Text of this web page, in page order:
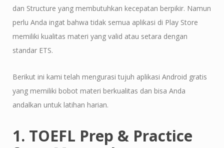
dan Structure yang membutuhkan kecepatan berpikir. Namun
perlu Anda ingat bahwa tidak semua aplikasi di Play Store
memiliki kualitas materi yang valid atau setara dengan
standar ETS.
Berikut ini kami telah mengurasi tujuh aplikasi Android gratis
yang memiliki bobot materi berkualitas dan bisa Anda
andalkan untuk latihan harian.
1. TOEFL Prep & Practice